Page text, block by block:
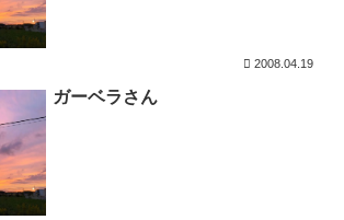
2008.04.19
ガーベラさん